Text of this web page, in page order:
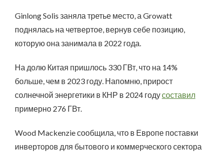
Ginlong Solis заняла третье место, а Growatt
поднялась на четвертое, вернув себе позицию,
которую она занимала в 2022 года.
На долю Китая пришлось 330 ГВт, что на 14%
больше, чем в 2023 году. Напомню, прирост
солнечной энергетики в КНР в 2024 годусоставил
примерно 276 ГВт.
Wood Mackenzie сообщила, что в Европе поставки
инверторов для бытового и коммерческого сектора